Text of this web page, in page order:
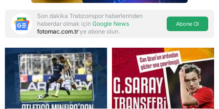
Reddet
Son dakika Trabzonspor haberlerinden
haberdar olmak için Google News
fotomac.com.tr'ye abone olun.
Abone Ol